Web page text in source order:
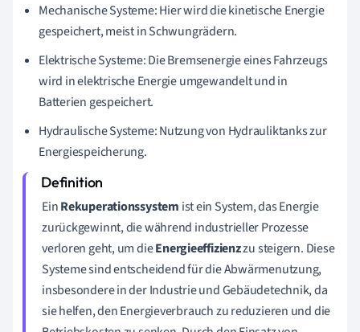
Mechanische Systeme: Hier wird die kinetische Energie
gespeichert, meist in Schwungrädern.
Elektrische Systeme: Die Bremsenergie eines Fahrzeugs
wird in elektrische Energie umgewandelt und in
Batterien gespeichert.
Hydraulische Systeme: Nutzung von Hydrauliktanks zur
Energiespeicherung.
EinRekuperationssystem ist ein System, das Energie
zurückgewinnt, die während industrieller Prozesse
verloren geht, um dieEnergieeffizienzzu steigern. Diese
Systeme sind entscheidend für die Abwärmenutzung,
insbesondere in der Industrie und Gebäudetechnik, da
sie helfen, den Energieverbrauch zu reduzieren und die